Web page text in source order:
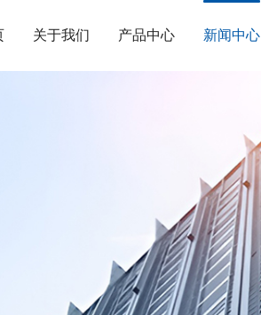
关于我们 产品中心 新闻中心